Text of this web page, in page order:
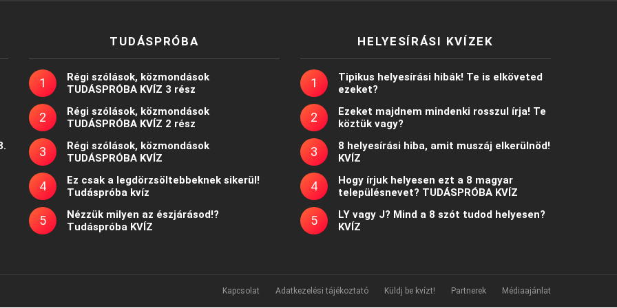
TUDÁSPRÓBA
Régi szólások, közmondások
TUDÁSPRÓBA KVÍZ 3 rész
Régi szólások, közmondások
TUDÁSPRÓBA KVÍZ 2 rész
Régi szólások, közmondások
TUDÁSPRÓBA KVÍZ
Ez csak a legdörzsöltebbeknek sikerül!
Tudáspróba kvíz
Nézzük milyen az észjárásod!?
Tudáspróba KVÍZ
HELYESÍRÁSI KVÍZEK
Tipikus helyesírási hibák! Te is elköveted
ezeket?
Ezeket majdnem mindenki rosszul írja! Te
köztük vagy?
8 helyesírási hiba, amit muszáj elkerülnöd!
KVÍZ
Hogy írjuk helyesen ezt a 8 magyar
településnevet? TUDÁSPRÓBA KVÍZ
LY vagy J? Mind a 8 szót tudod helyesen?
KVÍZ
Kapcsolat Adatkezelési tájékoztató Küldj be kvízt! Partnerek Médiaajánlat